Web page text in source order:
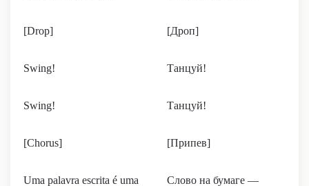
[Drop] [Дроп]
Swing! Танцуй!
Swing! Танцуй!
[Chorus] [Припев]
Uma palavra escrita é uma
Слово на бумаге —